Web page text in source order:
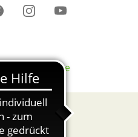
Bezirke & Kreise